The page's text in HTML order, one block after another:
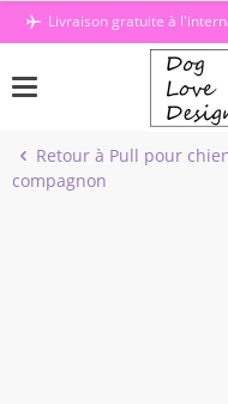
PasserLivraison gratuite à
Retour à Pull pour
compagnon